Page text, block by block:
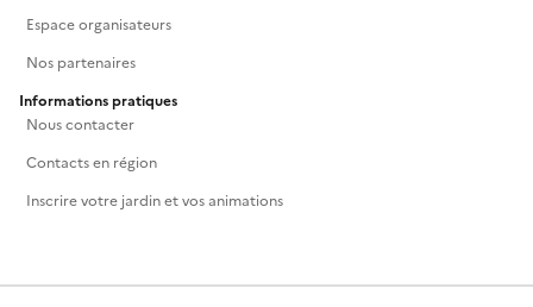
Espace organisateurs
Nos partenaires
Informations pratiques
Nous contacter
Contacts en région
Inscrire votre jardin et vos animations